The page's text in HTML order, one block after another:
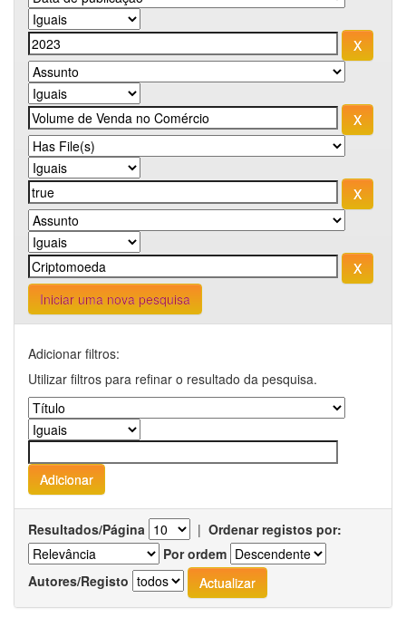
Iniciar uma nova pesquisa
Adicionar filtros:
Utilizar filtros para refinar o resultado da pesquisa.
Resultados/Página | Ordenar registos por:
Por ordem
Autores/Registo